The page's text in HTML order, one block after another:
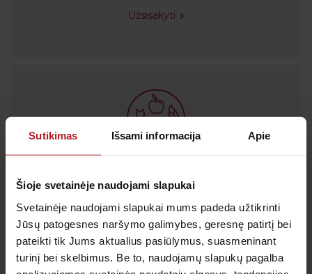
Sutikimas Išsami informacija Apie
Šioje svetainėje naudojami slapukai
Svetainėje naudojami slapukai mums padeda užtikrinti
Jūsų patogesnes naršymo galimybes, geresnę patirtį bei
pateikti tik Jums aktualius pasiūlymus, suasmeninant
turinį bei skelbimus. Be to, naudojamų slapukų pagalba
Užsisakyti
Užsisakyti
Visi tyrimai